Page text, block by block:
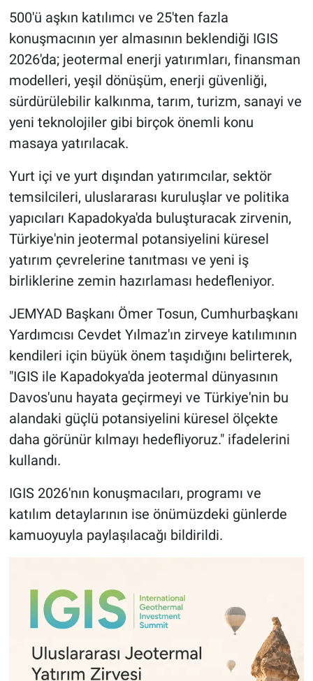
500'ü aşkın katılımcı ve 25'ten fazla
konuşmacının yer almasının beklendiği IGIS
2026'da; jeotermal enerji yatırımları, finansman
modelleri, yeşil dönüşüm, enerji güvenliği,
sürdürülebilir kalkınma, tarım, turizm, sanayi ve
yeni teknolojiler gibi birçok önemli konu
masaya yatırılacak.
Yurt içi ve yurt dışından yatırımcılar, sektör
temsilcileri, uluslararası kuruluşlar ve politika
yapıcıları Kapadokya'da buluşturacak zirvenin,
Türkiye'nin jeotermal potansiyelini küresel
yatırım çevrelerine tanıtması ve yeni iş
birliklerine zemin hazırlaması hedefleniyor.
JEMYAD Başkanı Ömer Tosun, Cumhurbaşkanı
Yardımcısı Cevdet Yılmaz'ın zirveye katılımının
kendileri için büyük önem taşıdığını belirterek,
"IGIS ile Kapadokya'da jeotermal dünyasının
Davos'unu hayata geçirmeyi ve Türkiye'nin bu
alandaki güçlü potansiyelini küresel ölçekte
daha görünür kılmayı hedefliyoruz." ifadelerini
kullandı.
IGIS 2026'nın konuşmacıları, programı ve
katılım detaylarının ise önümüzdeki günlerde
kamuoyuyla paylaşılacağı bildirildi.